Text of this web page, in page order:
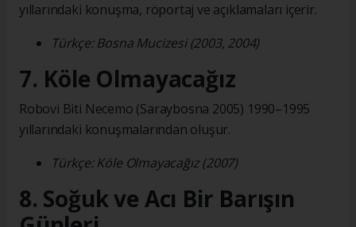
yıllarındaki konuşma, röportaj ve açıklamaları içerir.
Türkçe: Bosna Mucizesi (2003, 2004)
7. Köle Olmayacağız
Robovi Biti Necemo (Saraybosna 2005) 1990–1995
yıllarındaki konuşmalarından oluşur.
Türkçe: Köle Olmayacağız (2007)
8. Soğuk ve Acı Bir Barışın